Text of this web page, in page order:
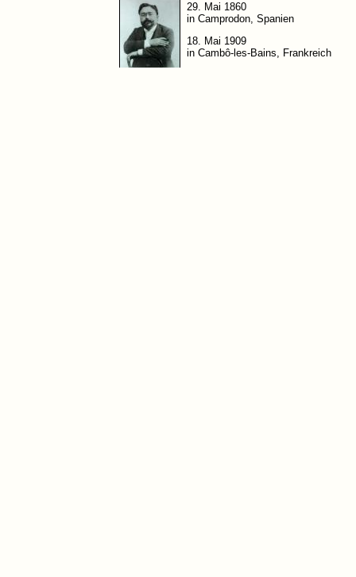
29. Mai 1860
in Camprodon, Spanien
18. Mai 1909
in Cambô-les-Bains, Frankreich